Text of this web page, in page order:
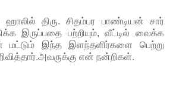
திரு. சிதம்பர பாண்டியன் சார்
இருப்பதை பற்றியும், வீட்டில் வைக்க
மட்டும் இந்த இளந்தளிர்களை பெற்று
என் நன்றிகள்.